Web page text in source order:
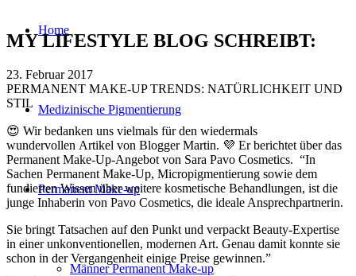
Home
Medizinische Pigmentierung
Permanent Make-up
Männer Permanent Make-up
MY LIFESTYLE BLOG SCHREIBT:
23. Februar 2017
PERMANENT MAKE-UP TRENDS: NATÜRLICHKEIT UND
STIL
😍 Wir bedanken uns vielmals für den wiedermals
wundervollen Artikel von Blogger Martin. 💜 Er berichtet über das
Permanent Make-Up-Angebot von Sara Pavo Cosmetics. “In
Sachen Permanent Make-Up, Micropigmentierung sowie dem
fundierten Wissen über weitere kosmetische Behandlungen, ist die
junge Inhaberin von Pavo Cosmetics, die ideale Ansprechpartnerin.
Sie bringt Tatsachen auf den Punkt und verpackt Beauty-Expertise
in einer unkonventionellen, modernen Art. Genau damit konnte sie
schon in der Vergangenheit einige Preise gewinnen.”